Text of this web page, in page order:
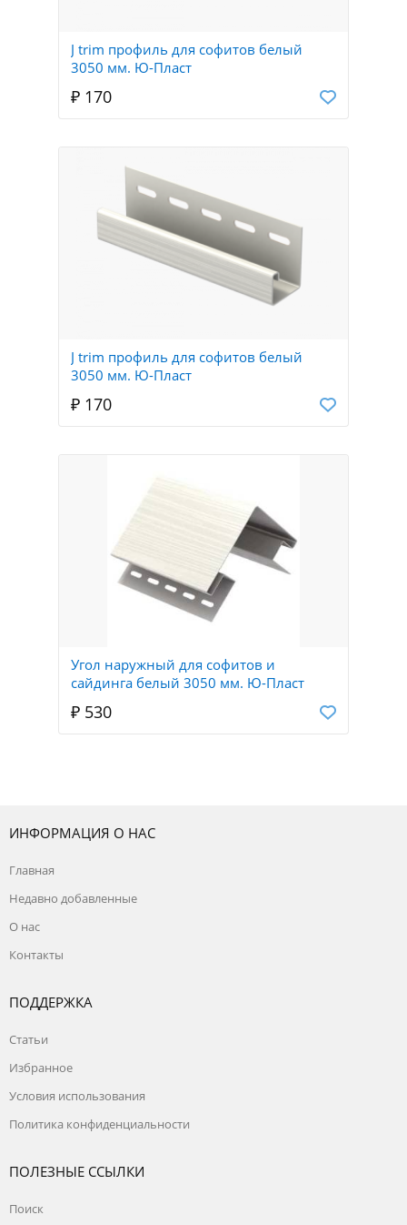
J trim профиль для софитов белый
3050 мм. Ю-Пласт
₽ 170
J trim профиль для софитов белый
3050 мм. Ю-Пласт
₽ 170
Угол наружный для софитов и
сайдинга белый 3050 мм. Ю-Пласт
₽ 530
ИНФОРМАЦИЯ О НАС
Главная
Недавно добавленные
О нас
Контакты
ПОДДЕРЖКА
Статьи
Избранное
Условия использования
Политика конфиденциальности
ПОЛЕЗНЫЕ ССЫЛКИ
Поиск